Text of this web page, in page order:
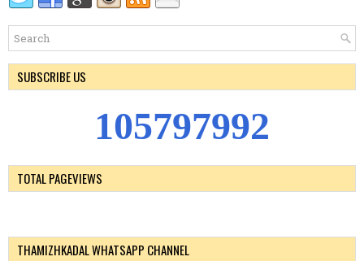
SUBSCRIBE US
105797992
TOTAL PAGEVIEWS
THAMIZHKADAL WHATSAPP CHANNEL